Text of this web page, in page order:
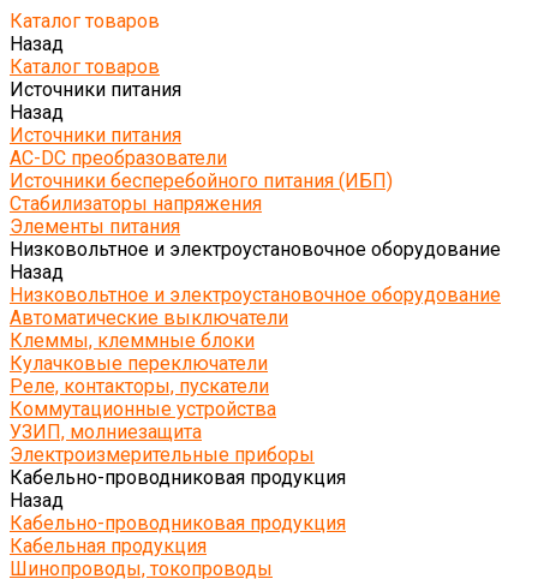
Каталог товаров
Назад
Каталог товаров
Источники питания
Назад
Источники питания
AC-DC преобразователи
Источники бесперебойного питания (ИБП)
Стабилизаторы напряжения
Элементы питания
Низковольтное и электроустановочное оборудование
Назад
Низковольтное и электроустановочное оборудование
Автоматические выключатели
Клеммы, клеммные блоки
Кулачковые переключатели
Реле, контакторы, пускатели
Коммутационные устройства
УЗИП, молниезащита
Электроизмерительные приборы
Кабельно-проводниковая продукция
Назад
Кабельно-проводниковая продукция
Кабельная продукция
Шинопроводы, токопроводы